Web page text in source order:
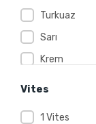
Turkuaz
Sarı
Krem
Vites
1 Vites